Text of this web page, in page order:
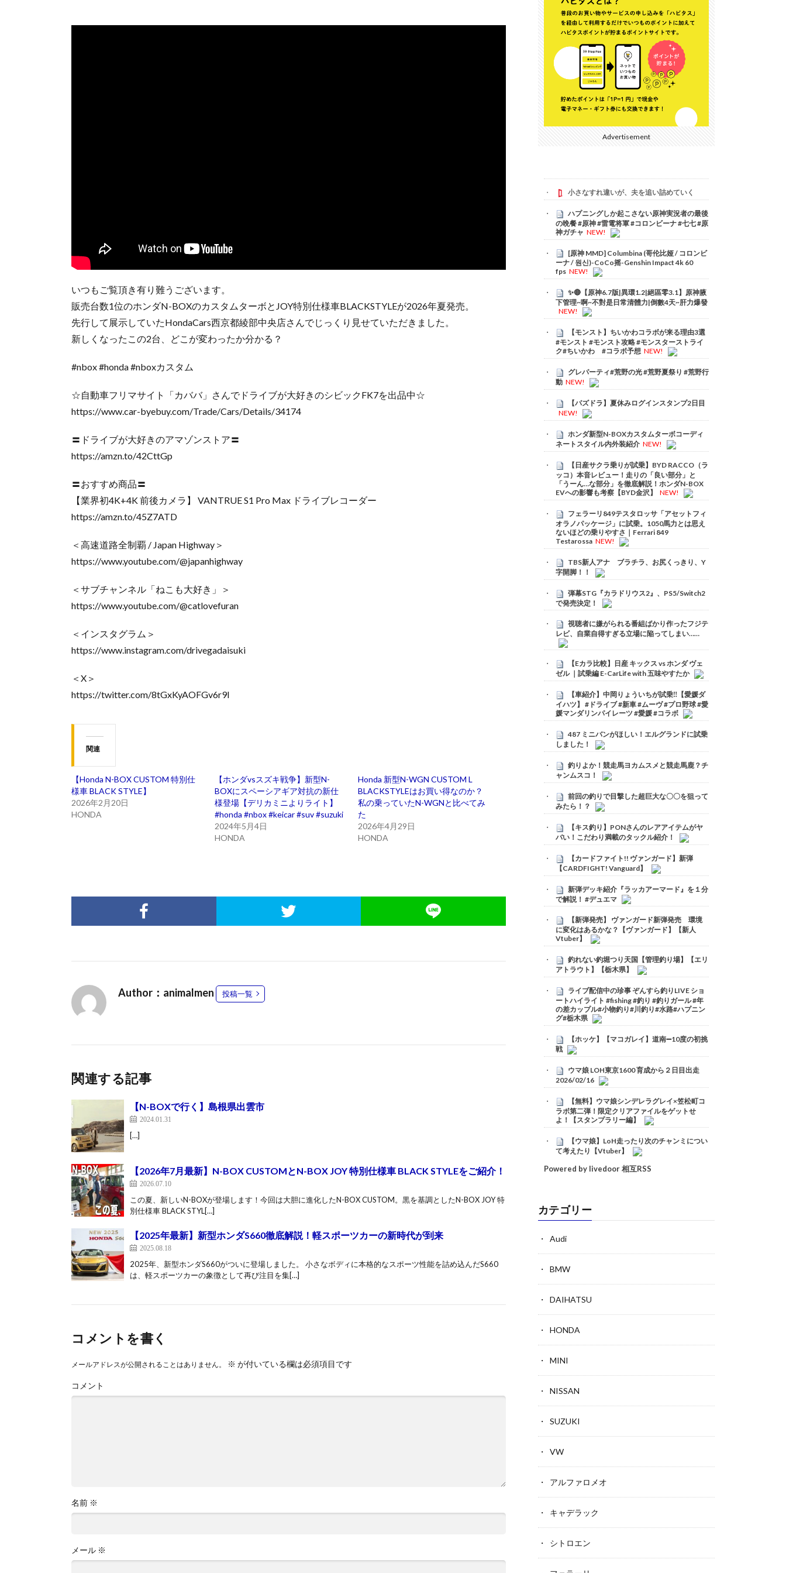
いつもご覧頂き有り難うございます。
販売台数1位のホンダN-BOXのカスタムターボとJOY特別仕様車BLACKSTYLEが2026年夏発売。
先行して展示していたHondaCars西京都綾部中央店さんでじっくり見せていただきました。
新しくなったこの2台、どこが変わったか分かる？
#nbox #honda #nboxカスタム
☆自動車フリマサイト「カババ」さんでドライブが大好きのシビックFK7を出品中☆
https://www.car-byebuy.com/Trade/Cars/Details/34174
〓ドライブが大好きのアマゾンストア〓
https://amzn.to/42CttGp
〓おすすめ商品〓
【業界初4K+4K 前後カメラ】 VANTRUE S1 Pro Max ドライブレコーダー
https://amzn.to/45Z7ATD
＜高速道路全制覇 / Japan Highway＞
https://www.youtube.com/@japanhighway
＜サブチャンネル「ねこも大好き」＞
https://www.youtube.com/@catlovefuran
＜インスタグラム＞
https://www.instagram.com/drivegadaisuki
＜X＞
https://twitter.com/8tGxKyAOFGv6r9l
関連
【Honda N-BOX CUSTOM 特別仕
様車 BLACK STYLE】
2026年2月20日
HONDA
【ホンダvsスズキ戦争】新型N-
BOXにスペーシアギア対抗の新仕
様登場【デリカミニよりライト】
#honda #nbox #keicar #suv #suzuki
2024年5月4日
HONDA
Honda 新型N-WGN CUSTOM L
BLACKSTYLEはお買い得なのか？
私の乗っていたN-WGNと比べてみ
た
2026年4月29日
HONDA
Author：animalmen 投稿一覧
関連する記事
【N-BOXで行く】島根県出雲市
2024.01.31
[…]
【2026年7月最新】N-BOX CUSTOMとN-BOX JOY 特別仕様車 BLACK STYLEをご紹介！
2026.07.10
この夏、新しいN-BOXが登場します！今回は大胆に進化したN-BOX CUSTOM。黒を基調としたN-BOX JOY 特
別仕様車 BLACK STYL[…]
【2025年最新】新型ホンダS660徹底解説！軽スポーツカーの新時代が到来
2025.08.18
2025年、新型ホンダS660がついに登場しました。 小さなボディに本格的なスポーツ性能を詰め込んだS660
は、軽スポーツカーの象徴として再び注目を集[…]
コメントを書く
メールアドレスが公開されることはありません。 ※ が付いている欄は必須項目です
コメント
名前 ※
メール ※
Advertisement
小さなすれ違いが、夫を追い詰めていく
ハプニングしか起こさない原神実況者の最後
の晩餐 #原神 #雷電将軍 #コロンビーナ #七七 #原
神ガチャ NEW!
[原神 MMD] Columbina (哥伦比娅 / コロンビ
ーナ / 원신)-CoCo摇-Genshin Impact 4k 60
fps NEW!
✨🔴【原神6.7版|異環1.2|絕區零3.1】原神腋
下管理~啊~不對是日常清體力|倒數4天~肝力爆發
NEW!
【モンスト】ちいかわコラボが来る理由3選
#モンスト #モンスト攻略 #モンスターストライ
ク#ちいかわ #コラボ予想 NEW!
グレパーティ#荒野の光 #荒野夏祭り #荒野行
動 NEW!
【パズドラ】夏休みログインスタンプ2日目
NEW!
ホンダ新型N-BOXカスタムターボコーディ
ネートスタイル内外装紹介 NEW!
【日産サクラ乗りが試乗】BYD RACCO（ラ
ッコ）本音レビュー！走りの「良い部分」と
「うーん…な部分」を徹底解説！ホンダN-BOX
EVへの影響も考察【BYD金沢】
NEW!
フェラーリ849テスタロッサ「アセットフィ
オラノパッケージ」に試乗。1050馬力とは思え
ないほどの乗りやすさ｜Ferrari 849
Testarossa NEW!
TBS新人アナ ブラチラ、お尻くっきり、Y
字開脚！！
弾幕STG『カラドリウス2』、PS5/Switch2
で発売決定！
視聴者に嫌がられる番組ばかり作ったフジテ
レビ、自業自得すぎる立場に陥ってしまい……
【Eカラ比較】日産 キックス vs ホンダ ヴェ
ゼル ｜試乗編 E-CarLife with 五味やすたか
【車紹介】中岡りょういちが試乗‼️【愛媛ダ
イハツ】 #ドライブ #新車 #ムーヴ #プロ野球 #愛
媛マンダリンパイレーツ #愛媛 #コラボ
487 ミニバンがほしい！エルグランドに試乗
しました！
釣りよか！競走馬ヨカムスメと競走馬鹿？チ
ャンムスコ！
前回の釣りで目撃した超巨大な〇〇を狙って
みたら！？
【キス釣り】PONさんのレアアイテムがヤ
バい！こだわり満載のタックル紹介！
【カードファイト!! ヴァンガード】新弾
【CARDFIGHT! Vanguard】
新弾デッキ紹介『ラッカアーマード』を１分
で解説！ #デュエマ
【新弾発売】 ヴァンガード新弾発売 環境
に変化はあるかな？【ヴァンガード】【新人
Vtuber】
釣れない釣堀つり天国【管理釣り場】【エリ
アトラウト】【栃木県】
ライブ配信中の珍事 ぞんすら釣りLIVE ショ
ートハイライト #fishing #釣り #釣りガール #年
の差カップル#小物釣り#川釣り#水路#ハプニン
グ#栃木県
【ホッケ】【マコガレイ】道南➖10度の初挑
戦
ウマ娘 LOH東京1600 育成から２日目出走
2026/02/16
【無料】ウマ娘シンデレラグレイ×笠松町コ
ラボ第二弾！限定クリアファイルをゲットせ
よ！【スタンプラリー編】
【ウマ娘】LoH走ったり次のチャンミについ
て考えたり【Vtuber】
Powered by livedoor 相互RSS
カテゴリー
Audi
BMW
DAIHATSU
HONDA
MINI
NISSAN
SUZUKI
VW
アルファロメオ
キャデラック
シトロエン